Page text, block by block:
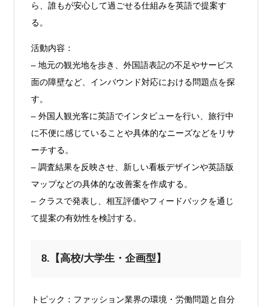
ら、誰もが安心して過ごせる仕組みを英語で提案す
る。
活動内容：
– 地元の観光地を歩き、外国語表記の不足やサービス
面の障壁など、インバウンド対応における問題点を探
す。
– 外国人観光客に英語でインタビューを行い、旅行中
に不便に感じていることや具体的なニーズなどをリサ
ーチする。
– 調査結果を反映させ、新しい看板デザインや英語版
マップなどの具体的な改善案を作成する。
– クラスで発表し、相互評価やフィードバックを通じ
て提案の有効性を検討する。
8.【高校/大学生・企画型】
トピック：ファッション業界の環境・労働問題と自分